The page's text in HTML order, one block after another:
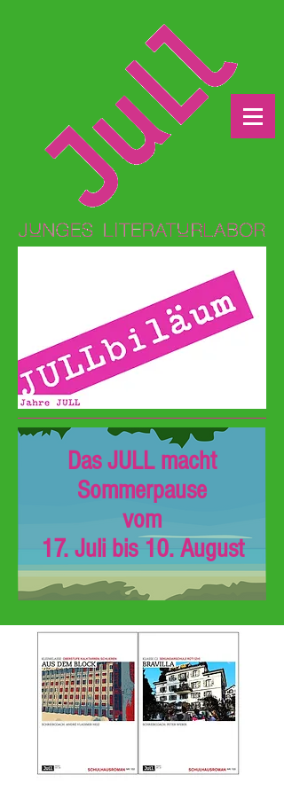
Das JULL macht
Sommerpause
vom
17. Juli bis 10. August